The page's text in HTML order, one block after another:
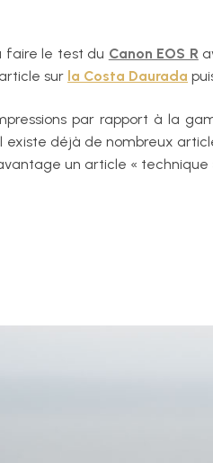
faire le test du Canon EOS R
sur la Costa Daurada
par rapport à la
déjà de nombreux
un article « technique